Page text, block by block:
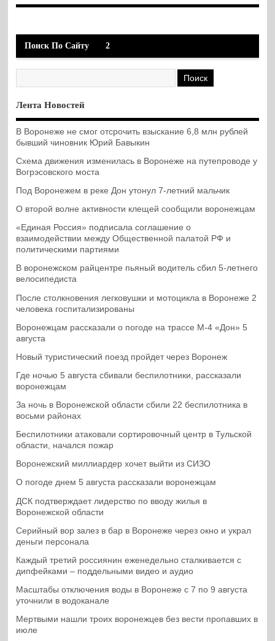
Поиск По Сайту 2
Лента Новостей
В Воронеже не смог отсрочить взыскание 6,8 млн рублей
бывший чиновник Юрий Бавыкин
Схема движения изменилась в Воронеже на путепроводе у
Вогрэсовского моста
Под Воронежем в реке Дон утонул 7-летний мальчик
О второй волне активности клещей сообщили воронежцам
«Единая Россия» подписала соглашение о
взаимодействии между Общественной палатой РФ и
политическими партиями
В воронежском райцентре пьяный водитель сбил 5-летнего
велосипедиста
После столкновения легковушки и мотоцикла в Воронеже 2
человека госпитализированы
Воронежцам рассказали о погоде на трассе М-4 «Дон» 5
августа
Новый туристический поезд пройдет через Воронеж
Где ночью 5 августа сбивали беспилотники, рассказали
воронежцам
За ночь в Воронежской области сбили 22 беспилотника в
восьми районах
Беспилотники атаковали сортировочный центр в Тульской
области, начался пожар
Воронежский миллиардер хочет выйти из СИЗО
О погоде днем 5 августа рассказали воронежцам
ДСК подтверждает лидерство по вводу жилья в
Воронежской области
Серийный вор залез в бар в Воронеже через окно и украл
деньги персонала
Каждый третий россиянин еженедельно сталкивается с
дипфейками – поддельными видео и аудио
Масштабы отключения воды в Воронеже с 7 по 9 августа
уточнили в водоканале
Мертвыми нашли троих воронежцев без вести пропавших в
июле